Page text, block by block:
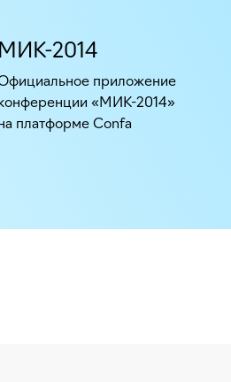
МИК-2014
приложение
«МИК-2014»
платформе Confa